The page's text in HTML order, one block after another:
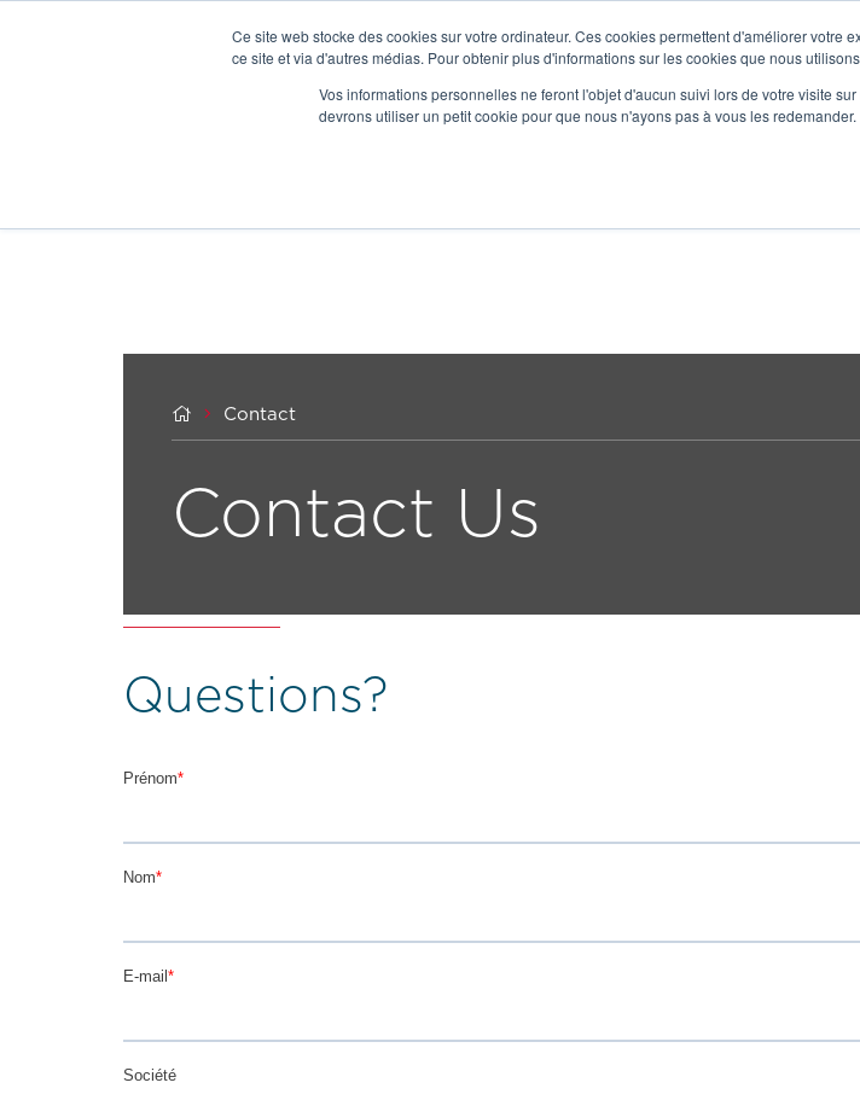
Ce site web stocke des cookies sur votre ordinateur. Ces cookies permettent d'améliorer
ce site et via d'autres médias. Pour obtenir plus d'informations sur les cookies que nous
Vos informations personnelles ne feront l'objet d'aucun suivi lors de votre visite
devrons utiliser un petit cookie pour que nous n'ayons pas à vous les redemander.
Our
  Contact
Contact Us
Questions?